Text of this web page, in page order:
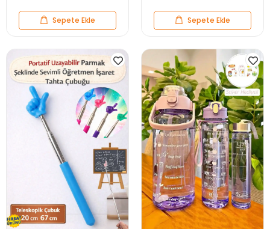
Sepete Ekle Sepete Ekle